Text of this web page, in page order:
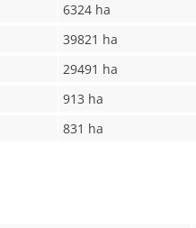
6324 ha
39821 ha
29491 ha
913 ha
831 ha